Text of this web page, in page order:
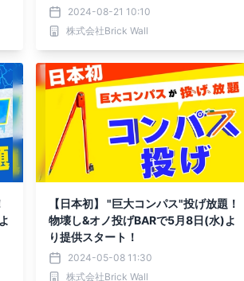
(金)に新規オープン！
2024-08-21 10:10
株式会社Brick Wall
【日本初】 "巨大コンパス"投げ放題！
物壊し&オノ投げBARで5月8日(水)よ
り提供スタート！
2024-05-08 11:30
株式会社Brick Wall